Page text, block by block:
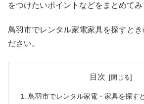
をつけたいポイントなどをまとめてみ
鳥羽市でレンタル家電家具を探すとき
ださい。
目次
鳥羽市でレンタル家電・家具を探す